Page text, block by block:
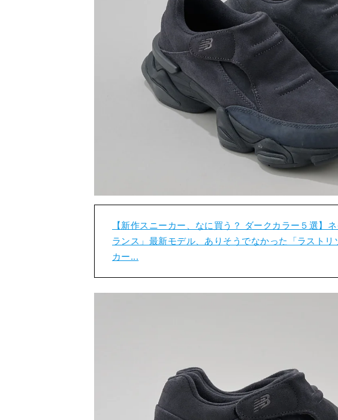
【新作スニーカー、なに買う？ ダークカラー５選】
ランス」最新モデル、ありそうでなかった「ラスト
カー...